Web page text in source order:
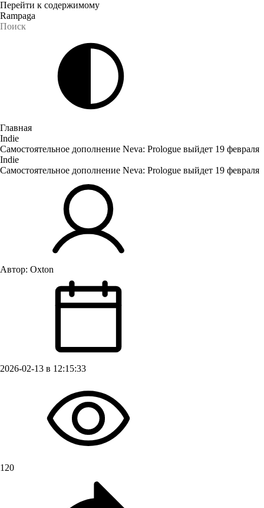
Перейти к содержимому
Rampaga
Главная
Indie
Самостоятельное дополнение Neva: Prologue выйдет 19 февраля
Indie
Самостоятельное дополнение Neva: Prologue выйдет 19 февраля
Автор: Oxton
2026-02-13 в 12:15:33
120